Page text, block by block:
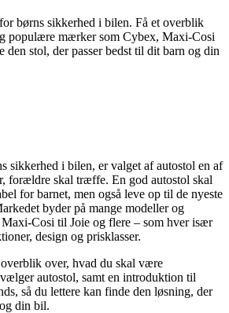
børns sikkerhed i bilen. Få et overblik
populære mærker som Cybex, Maxi-Cosi
den stol, der passer bedst til dit barn og din
sikkerhed i bilen, er valget af autostol en af
forældre skal træffe. En god autostol skal
for barnet, men også leve op til de nyeste
byder på mange modeller og
Cosi til Joie og flere – som hver især
design og prisklasser.
over, hvad du skal være
autostol, samt en introduktion til
så du lettere kan finde den løsning, der
din bil.